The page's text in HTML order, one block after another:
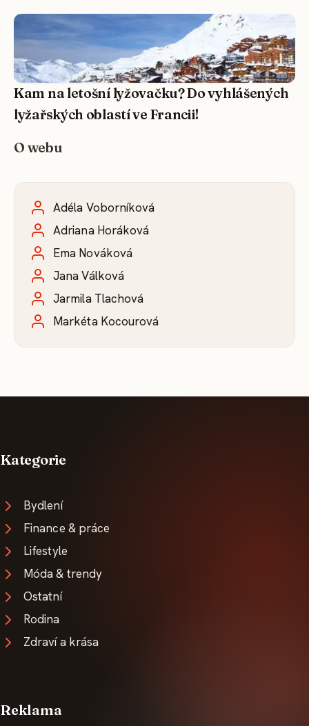
Kam na letošní lyžovačku? Do vyhlášených
lyžařských oblastí ve Francii!
O webu
Adéla Voborníková
Adriana Horáková
Ema Nováková
Jana Válková
Jarmila Tlachová
Markéta Kocourová
Kategorie
Bydlení
Finance & práce
Lifestyle
Móda & trendy
Ostatní
Rodina
Zdraví a krása
Reklama